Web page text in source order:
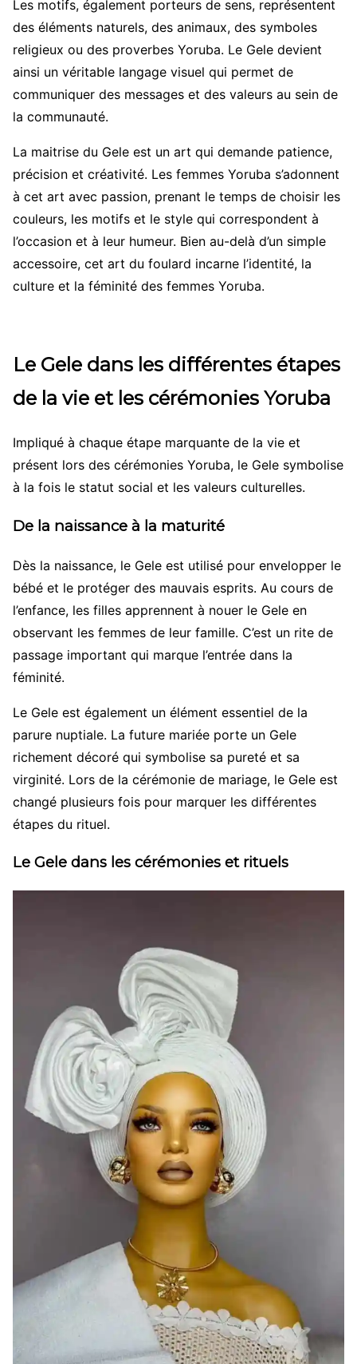
Les motifs, également porteurs de sens, représentent
des éléments naturels, des animaux, des symboles
religieux ou des proverbes Yoruba. Le Gele devient
ainsi un véritable langage visuel qui permet de
communiquer des messages et des valeurs au sein de
la communauté.
La maitrise du Gele est un art qui demande patience,
précision et créativité. Les femmes Yoruba s’adonnent
à cet art avec passion, prenant le temps de choisir les
couleurs, les motifs et le style qui correspondent à
l’occasion et à leur humeur. Bien au-delà d’un simple
accessoire, cet art du foulard incarne l’identité, la
culture et la féminité des femmes Yoruba.
Le Gele dans les différentes étapes
de la vie et les cérémonies Yoruba
Impliqué à chaque étape marquante de la vie et
présent lors des cérémonies Yoruba, le Gele symbolise
à la fois le statut social et les valeurs culturelles.
De la naissance à la maturité
Dès la naissance, le Gele est utilisé pour envelopper le
bébé et le protéger des mauvais esprits. Au cours de
l’enfance, les filles apprennent à nouer le Gele en
observant les femmes de leur famille. C’est un rite de
passage important qui marque l’entrée dans la
féminité.
Le Gele est également un élément essentiel de la
parure nuptiale. La future mariée porte un Gele
richement décoré qui symbolise sa pureté et sa
virginité. Lors de la cérémonie de mariage, le Gele est
changé plusieurs fois pour marquer les différentes
étapes du rituel.
Le Gele dans les cérémonies et rituels